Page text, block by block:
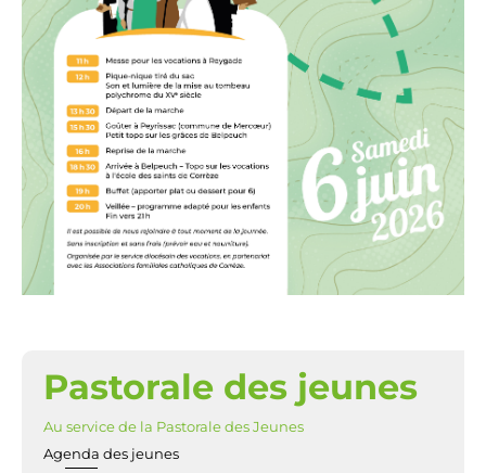
NAVIGATION
Pastorale des jeunes
Au service de la Pastorale des Jeunes
Agenda des jeunes